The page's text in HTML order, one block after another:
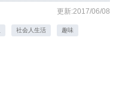
更新:2017/06/08
社会人生活 趣味